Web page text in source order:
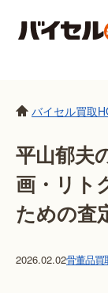
バイセル買取
平山郁夫
画・リト
ための査
2026.02.02骨董品買